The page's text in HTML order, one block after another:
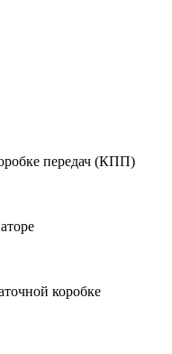
передач (КПП)
коробке